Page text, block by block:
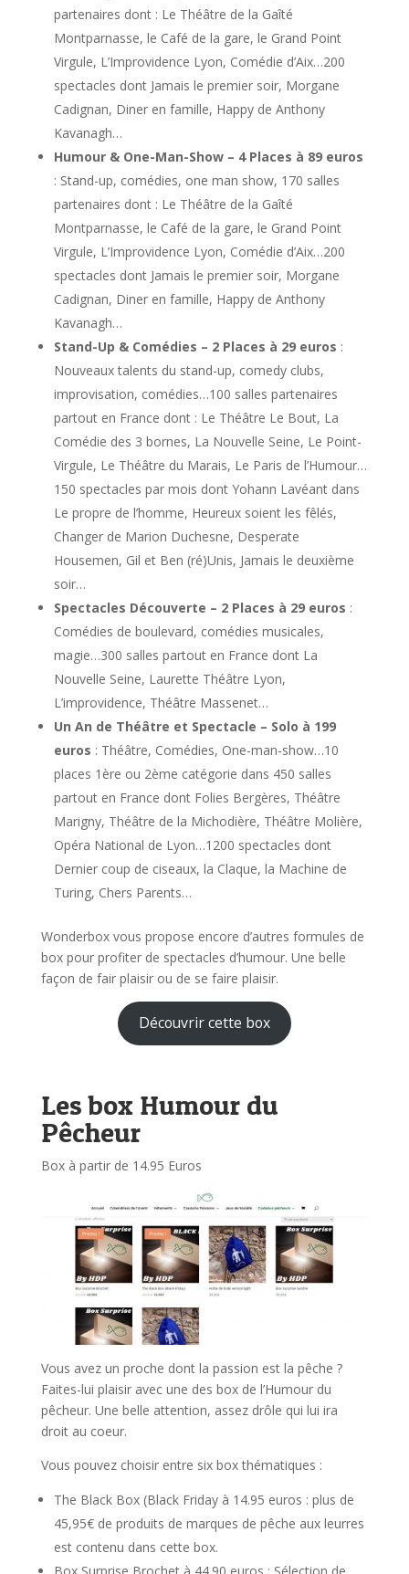
partenaires dont : Le Théâtre de la Gaîté
Montparnasse, le Café de la gare, le Grand Point
Virgule, L’Improvidence Lyon, Comédie d’Aix…200
spectacles dont Jamais le premier soir, Morgane
Cadignan, Diner en famille, Happy de Anthony
Kavanagh…
Humour & One-Man-Show – 4 Places à 89 euros
: Stand-up, comédies, one man show, 170 salles
partenaires dont : Le Théâtre de la Gaîté
Montparnasse, le Café de la gare, le Grand Point
Virgule, L’Improvidence Lyon, Comédie d’Aix…200
spectacles dont Jamais le premier soir, Morgane
Cadignan, Diner en famille, Happy de Anthony
Kavanagh…
Stand-Up & Comédies – 2 Places à 29 euros :
Nouveaux talents du stand-up, comedy clubs,
improvisation, comédies…100 salles partenaires
partout en France dont : Le Théâtre Le Bout, La
Comédie des 3 bornes, La Nouvelle Seine, Le Point-
Virgule, Le Théâtre du Marais, Le Paris de l’Humour…
150 spectacles par mois dont Yohann Lavéant dans
Le propre de l’homme, Heureux soient les fêlés,
Changer de Marion Duchesne, Desperate
Housemen, Gil et Ben (ré)Unis, Jamais le deuxième
soir…
Spectacles Découverte – 2 Places à 29 euros :
Comédies de boulevard, comédies musicales,
magie…300 salles partout en France dont La
Nouvelle Seine, Laurette Théâtre Lyon,
L’improvidence, Théâtre Massenet…
Un An de Théâtre et Spectacle – Solo à 199
euros : Théâtre, Comédies, One-man-show…10
places 1ère ou 2ème catégorie dans 450 salles
partout en France dont Folies Bergères, Théâtre
Marigny, Théâtre de la Michodière, Théâtre Molière,
Opéra National de Lyon…1200 spectacles dont
Dernier coup de ciseaux, la Claque, la Machine de
Turing, Chers Parents…
Wonderbox vous propose encore d’autres formules de
box pour profiter de spectacles d’humour. Une belle
façon de fair plaisir ou de se faire plaisir.
Découvrir cette box
Les box Humour du
Pêcheur
Box à partir de 14.95 Euros
Vous avez un proche dont la passion est la pêche ?
Faites-lui plaisir avec une des box de l’Humour du
pêcheur. Une belle attention, assez drôle qui lui ira
droit au coeur.
Vous pouvez choisir entre six box thématiques :
The Black Box (Black Friday à 14.95 euros : plus de
45,95€ de produits de marques de pêche aux leurres
est contenu dans cette box.
Box Surprise Brochet à 44.90 euros : Sélection de